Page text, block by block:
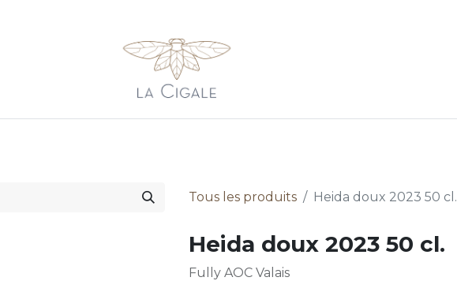
Tous les produits Heida doux 2023 50 cl.
Heida doux 2023 50 cl.
Fully AOC Valais